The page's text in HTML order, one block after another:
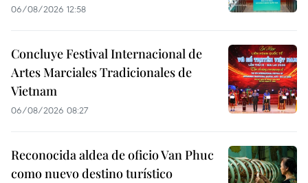
06/08/2026 12:58
Concluye Festival Internacional de
Artes Marciales Tradicionales de
Vietnam
06/08/2026 08:27
Reconocida aldea de oficio Van Phuc
como nuevo destino turístico